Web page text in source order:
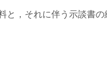
，それに伴う示談書